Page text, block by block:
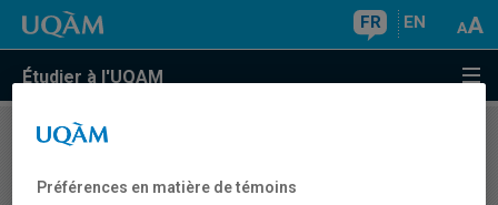
FR EN
Étudier à l'UQAM
COURS//
Préférences en matière de témoins